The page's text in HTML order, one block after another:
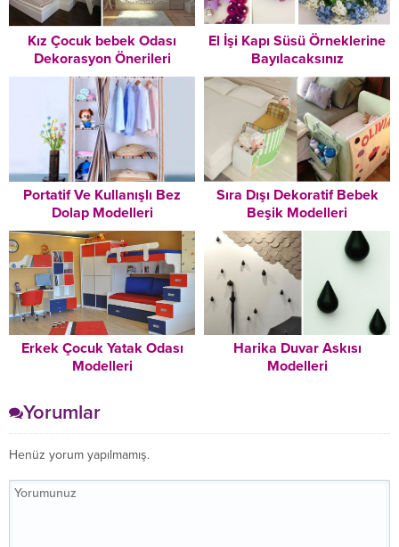
Kız Çocuk bebek Odası
Dekorasyon Önerileri
El İşi Kapı Süsü Örneklerine
Bayılacaksınız
Portatif Ve Kullanışlı Bez
Dolap Modelleri
Sıra Dışı Dekoratif Bebek
Beşik Modelleri
Erkek Çocuk Yatak Odası
Modelleri
Harika Duvar Askısı
Modelleri
Yorumlar
Henüz yorum yapılmamış.